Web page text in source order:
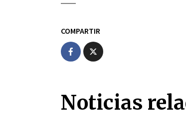
COMPARTIR
Noticias